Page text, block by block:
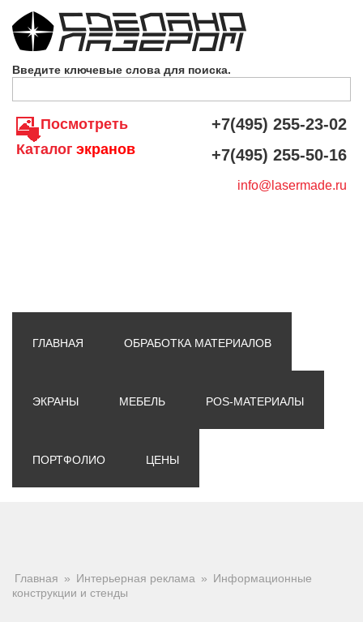
Введите ключевые слова для поиска.
Посмотреть
Каталог экранов
+7(495) 255-23-02
+7(495) 255-50-16
info@lasermade.ru
ГЛАВНАЯ ОБРАБОТКА МАТЕРИАЛОВ
ЭКРАНЫ МЕБЕЛЬ POS-МАТЕРИАЛЫ
ПОРТФОЛИО ЦЕНЫ
Вы здесь
Главная » Интерьерная реклама » Информационные
конструкции и стенды